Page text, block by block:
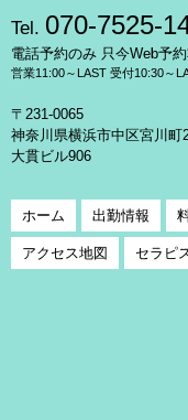
Tel. 070-7525-
電話予約のみ 只今Web予
営業11:00～LAST 受付10:30～
〒231-0065
神奈川県横浜市中区宮川町
大貫ビル906
ホーム 出勤情報
アクセス地図 セラピ